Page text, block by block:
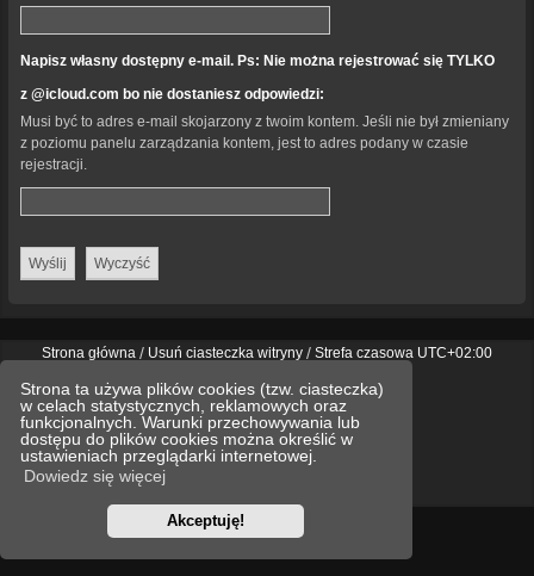
Strona ta używa plików cookies (tzw. ciasteczka)
w celach statystycznych, reklamowych oraz
funkcjonalnych. Warunki przechowywania lub
dostępu do plików cookies można określić w
ustawieniach przeglądarki internetowej.
Dowiedz się więcej
Akceptuję!
Napisz własny dostępny e-mail. Ps: Nie można rejestrować się TYLKO
z @icloud.com bo nie dostaniesz odpowiedzi:
Musi być to adres e-mail skojarzony z twoim kontem. Jeśli nie był zmieniany
z poziomu panelu zarządzania kontem, jest to adres podany w czasie
rejestracji.
Strona główna Usuń ciasteczka witryny Strefa czasowa UTC+02:00
Polski pakiet językowy dostarcza phpBB.pl
Stylewe_universalcreated by INVENTEA & v12mike
Optimized by:phpBB SEO
Zasady ochrony danych osobowych